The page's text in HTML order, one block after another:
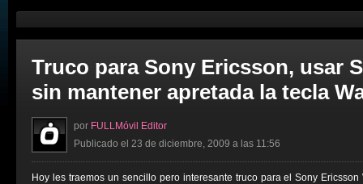
Truco para Sony Ericsson, usar
sin mantener apretada la tecla
por FULLMóvil Editor
Publicado el 23 de diciembre, 2009 a las 11:56
Hoy les traemos un sencillo pero interesante truco para el Sony